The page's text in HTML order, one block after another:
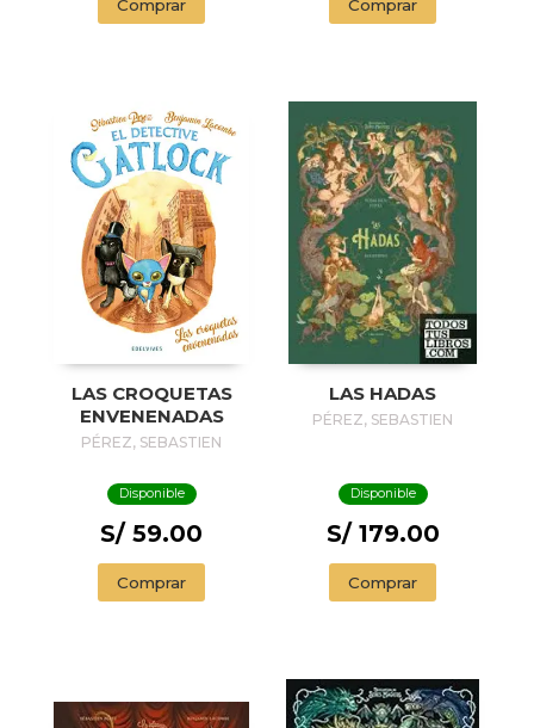
Comprar Comprar
LAS CROQUETAS
ENVENENADAS
PÉREZ, SEBASTIEN
Disponible
S/ 59.00
Comprar
LAS HADAS
PÉREZ, SEBASTIEN
Disponible
S/ 179.00
Comprar